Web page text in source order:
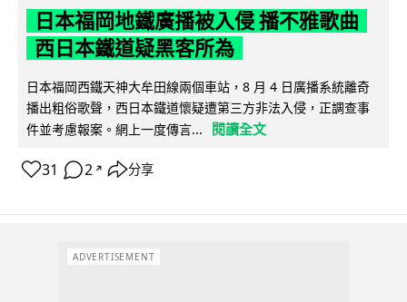
日本福岡地鐵廣播被入侵 播不雅歌曲
西日本鐵道疑黑客所為
日本福岡西鐵天神大牟田線兩個車站，8 月 4 日廣播系統離奇
播出粗俗歌聲，西日本鐵道懷疑遭第三方非法入侵，正調查事
件並考慮報案。網上一度傳言...
閱讀全文
31 2 ↗ 分享
ADVERTISEMENT